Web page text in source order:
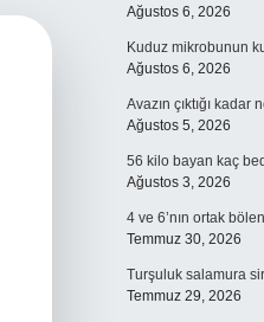
Ağustos 6, 2026
Kuduz mikrobunun
Ağustos 6, 2026
Avazın çıktığı kadar
Ağustos 5, 2026
56 kilo bayan kaç
Ağustos 3, 2026
4 ve 6’nın ortak
Temmuz 30, 2026
Turşuluk salamura
Temmuz 29, 2026